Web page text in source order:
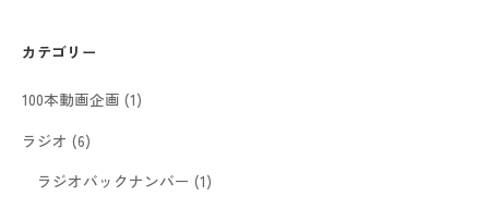
カテゴリー
100本動画企画 (1)
ラジオ (6)
ラジオバックナンバー (1)